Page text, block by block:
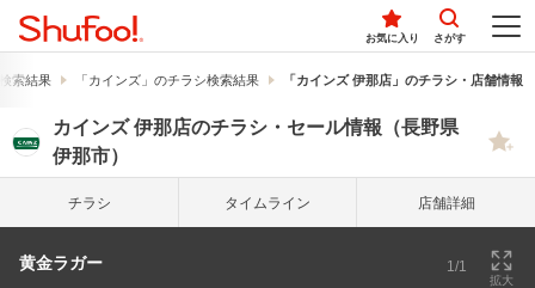
お気に入り さがす
索結果 「カインズ」のチラシ検索結果 「カインズ 伊那店」のチラシ・店舗情報
カインズ 伊那店のチラシ・セール情報（長野県
伊那市）
チラシ タイム ライン 店舗詳細
黄金ラガー 1/1
拡大